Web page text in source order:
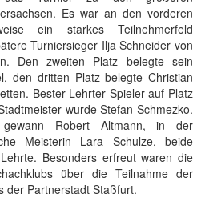
Es war an den vorderen
ein starkes Teilnehmerfeld
Turniersieger Ilja Schneider von
Den zweiten Platz belegte sein
den dritten Platz belegte Christian
Bester Lehrter Spieler auf Platz
wurde Stefan Schmezko.
Robert Altmann, in der
Meisterin Lara Schulze, beide
Besonders erfreut waren die
über die Teilnahme der
der Partnerstadt Staßfurt.